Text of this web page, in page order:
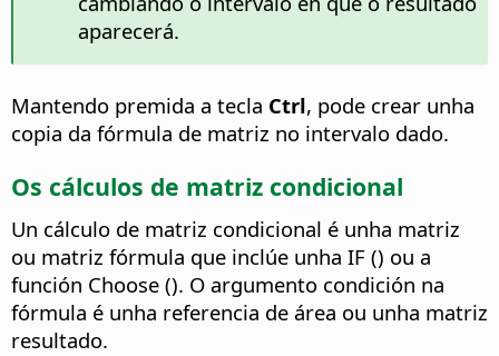
aparecerá.
Mantendo premida a tecla Ctrl, pode crear unha
copia da fórmula de matriz no intervalo dado.
Os cálculos de matriz condicional
Un cálculo de matriz condicional é unha matriz
ou matriz fórmula que inclúe unha IF () ou a
función Choose (). O argumento condición na
fórmula é unha referencia de área ou unha matriz
resultado.